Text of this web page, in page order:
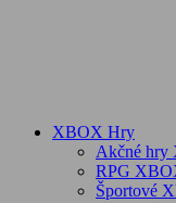
XBOX Hry
Akčné hry
RPG
Športové